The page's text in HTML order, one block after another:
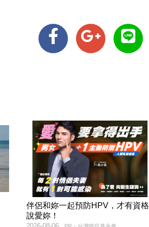
伴侶和妳一起預防HPV，才有資格
說愛妳！